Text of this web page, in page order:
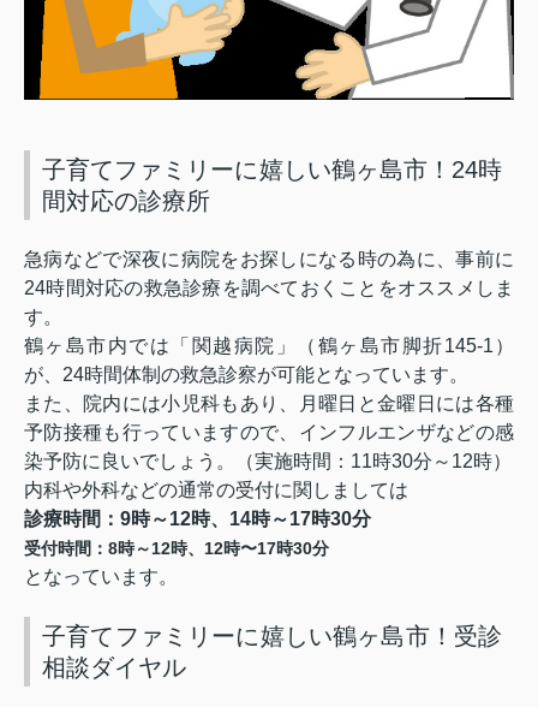
子育てファミリーに嬉しい鶴ヶ島市！24時
間対応の診療所
急病などで深夜に病院をお探しになる時の為に、事前に
24時間対応の救急診療を調べておくことをオススメしま
す。
鶴ヶ島市内では「関越病院」（鶴ヶ島市脚折145-1 ）
が、 24時間体制の救急診察が可能となっています。
また、院内には小児科もあり、月曜日と金曜日には各種
予防接種も行っていますので、インフルエンザなどの感
染予防に良いでしょう。（実施時間： 11時30分～ 12時）
内科や外科などの通常の受付に関しましては
診療時間： 9時～12時、 14時～17時30分
受付時間： 8時～ 12時、 12時〜17時30分
となっています。
子育てファミリーに嬉しい鶴ヶ島市！受診
相談ダイヤル